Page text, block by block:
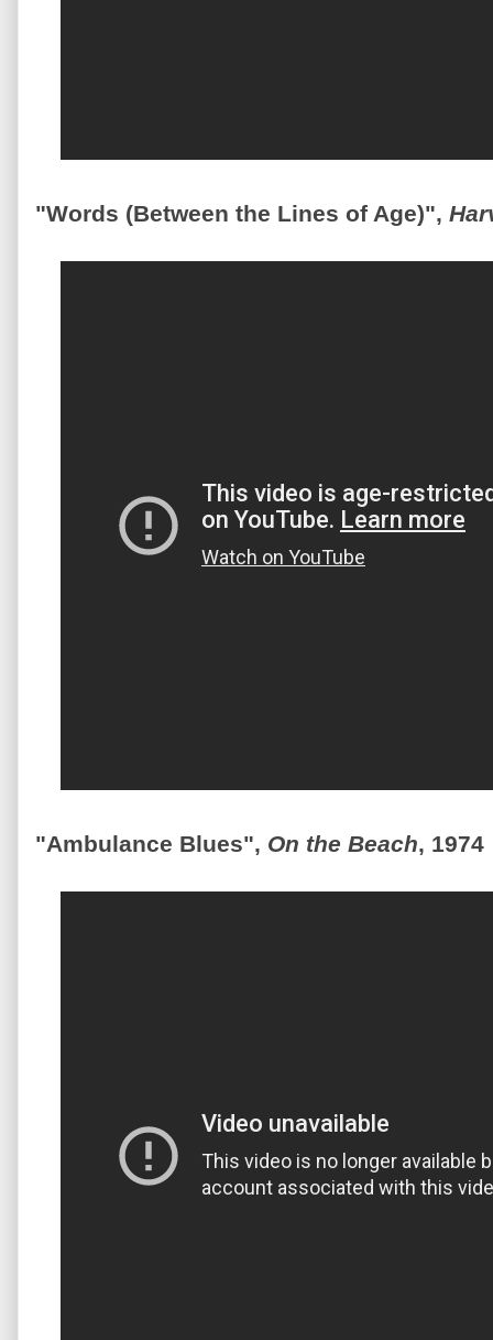
"Words (Between the Lines of Age)",
"Ambulance Blues", On the Beach, 1974